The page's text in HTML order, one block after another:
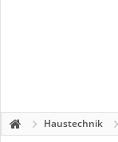
Haustechnik